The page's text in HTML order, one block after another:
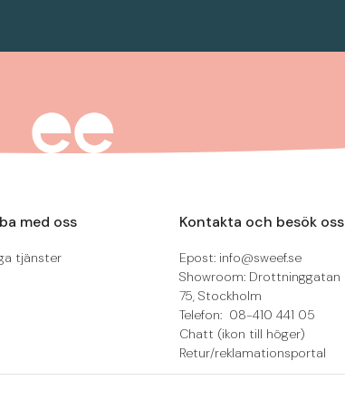
med oss
tjänster
Kontakta och besök oss
Epost: info@sweef.se
Showroom: Drottninggatan
75, Stockholm
Telefon: 08-410 441 05
Chatt (ikon till höger)
Retur/reklamationsportal